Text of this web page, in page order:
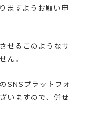
ますようお願い申
せるこのようなサ
ん。
SNSプラットフォ
いますので、併せ